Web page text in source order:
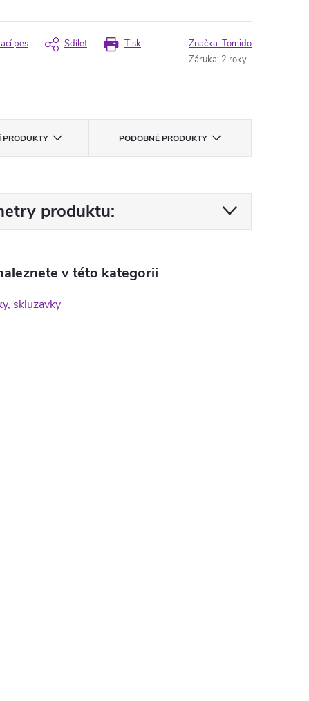
Tisk
pes Sdílet Značka:Tomido
Záruka: 2 roky
PRODUKTY PODOBNÉ PRODUKTY
produktu:
v této kategorii
skluzavky